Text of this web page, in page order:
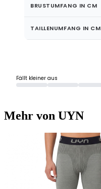
BRUSTUMFANG IN CM
TAILLENUMFANG IN CM
Fällt kleiner aus
Mehr von UYN